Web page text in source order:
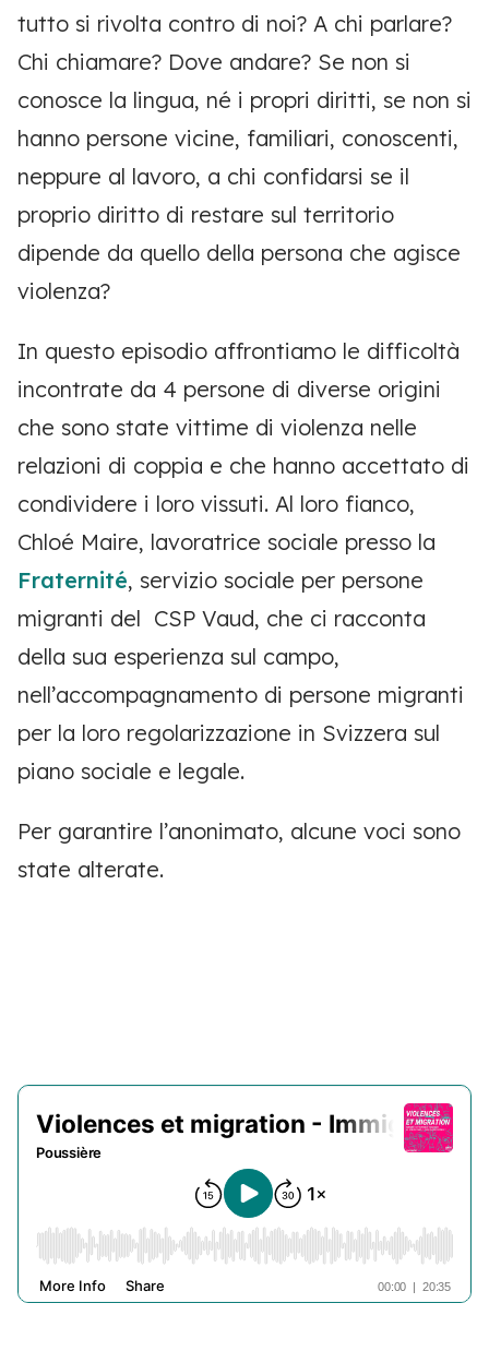
tutto si rivolta contro di noi? A chi parlare?
Chi chiamare? Dove andare? Se non si
conosce la lingua, né i propri diritti, se non si
hanno persone vicine, familiari, conoscenti,
neppure al lavoro, a chi confidarsi se il
proprio diritto di restare sul territorio
dipende da quello della persona che agisce
violenza?
In questo episodio affrontiamo le difficoltà
incontrate da 4 persone di diverse origini
che sono state vittime di violenza nelle
relazioni di coppia e che hanno accettato di
condividere i loro vissuti. Al loro fianco,
Chloé Maire, lavoratrice sociale presso la
Fraternité, servizio sociale per persone
migranti del CSP Vaud, che ci racconta
della sua esperienza sul campo,
nell’accompagnamento di persone migranti
per la loro regolarizzazione in Svizzera sul
piano sociale e legale.
Per garantire l’anonimato, alcune voci sono
state alterate.